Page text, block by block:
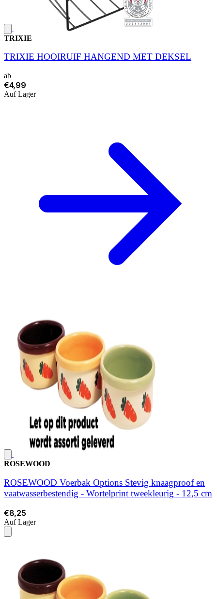
TRIXIE
TRIXIE HOOIRUIF HANGEND MET DEKSEL
ab
€4,99
Auf Lager
ROSEWOOD
ROSEWOOD Voerbak Options Stevig knaagproof en
vaatwasserbestendig - Wortelprint tweekleurig - 12,5 cm
€8,25
Auf Lager